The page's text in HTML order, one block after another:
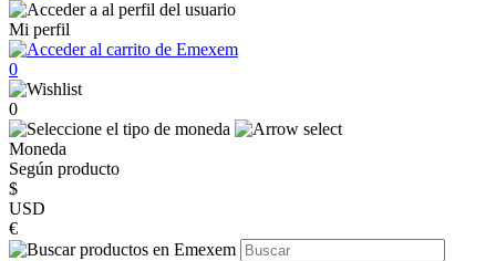
Mi perfil
0
0
Moneda
Según producto
$
USD
€